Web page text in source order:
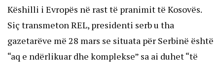
Këshilli i Evropës në rast të pranimit të Kosovës.
Siç transmeton REL, presidenti serb u tha
gazetarëve më 28 mars se situata për Serbinë është
“aq e ndërlikuar dhe komplekse” sa ai duhet “të